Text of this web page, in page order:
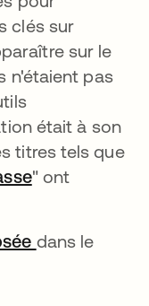
clés sur
sur le
n'étaient pas
était à son
titres tels que
s’ouvre dans
" ont
s’ouvre dans
dans le